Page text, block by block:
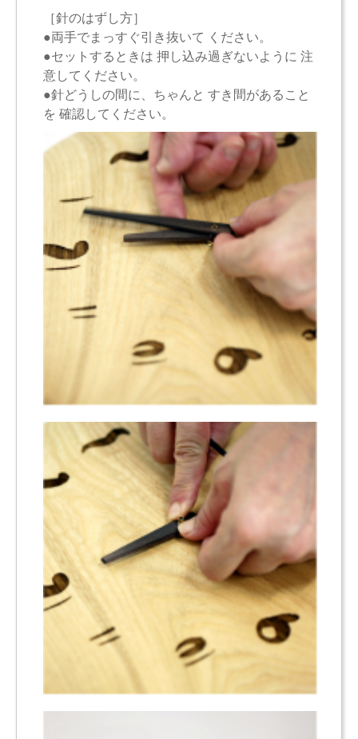
［針のはずし方］
●両手でまっすぐ引き抜いて ください。
●セットするときは 押し込み過ぎないように 注
意してください。
●針どうしの間に、ちゃんと すき間があること
を 確認してください。